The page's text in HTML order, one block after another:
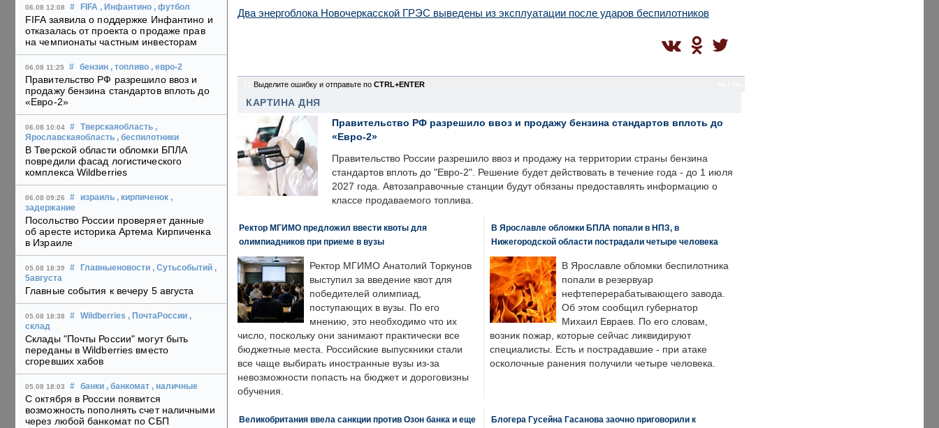
06.08 12:08 # FIFA , Инфантино , футбол
FIFA заявила о поддержке Инфантино и
отказалась от проекта о продаже прав
на чемпионаты частным инвесторам
06.08 11:25 # бензин , топливо , евро-2
Правительство РФ разрешило ввоз и
продажу бензина стандартов вплоть до
«Евро-2»
06.08 10:04 # Тверскаяобласть ,
Ярославскаяобласть , беспилотники
В Тверской области обломки БПЛА
повредили фасад логистического
комплекса Wildberries
06.08 09:26 # израиль , кирпиченок ,
задержание
Посольство России проверяет данные
об аресте историка Артема Кирпиченка
в Израиле
05.08 18:39 # Главныеновости , Сутьсобытий ,
5августа
Главные события к вечеру 5 августа
05.08 18:38 # Wildberries , ПочтаРоссии ,
склад
Склады "Почты России" могут быть
переданы в Wildberries вместо
сгоревших хабов
05.08 18:03 # банки , банкомат , наличные
С октября в России появится
возможность пополнять счет наличными
через любой банкомат по СБП
Два энергоблока Новочеркасской ГРЭС выведены из эксплуатации после ударов беспилотников
Выделите ошибку и отправьте по CTRL+ENTER
КАРТИНА ДНЯ
Правительство РФ разрешило ввоз и продажу бензина стандартов вплоть до
«Евро-2»
Правительство России разрешило ввоз и продажу на территории страны бензина
стандартов вплоть до "Евро-2". Решение будет действовать в течение года - до 1 июля
2027 года. Автозаправочные станции будут обязаны предоставлять информацию о
классе продаваемого топлива.
Ректор МГИМО предложил ввести квоты для
олимпиадников при приеме в вузы
Ректор МГИМО Анатолий Торкунов
выступил за введение квот для
победителей олимпиад,
поступающих в вузы. По его
мнению, это необходимо что их
число, поскольку они занимают практически все
бюджетные места. Российские выпускники стали
все чаще выбирать иностранные вузы из-за
невозможности попасть на бюджет и дороговизны
обучения.
В Ярославле обломки БПЛА попали в НПЗ, в
Нижегородской области пострадали четыре человека
В Ярославле обломки беспилотника
попали в резервуар
нефтеперерабатывающего завода.
Об этом сообщил губернатор
Михаил Евраев. По его словам,
возник пожар, которые сейчас ликвидируют
специалисты. Есть и пострадавшие - при атаке
осколочные ранения получили четыре человека.
Великобритания ввела санкции против Озон банка и еще
Блогера Гусейна Гасанова заочно приговорили к